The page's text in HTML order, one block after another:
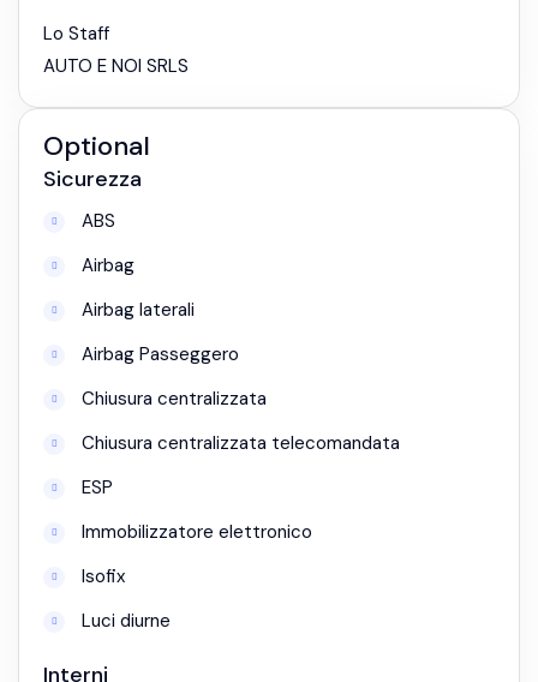
Lo Staff
AUTO E NOI SRLS
Optional
Sicurezza
ABS
Airbag
Airbag laterali
Airbag Passeggero
Chiusura centralizzata
Chiusura centralizzata telecomandata
ESP
Immobilizzatore elettronico
Isofix
Luci diurne
Interni